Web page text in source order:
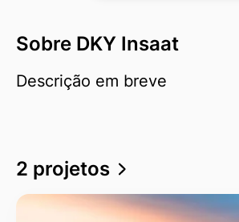
Sobre DKY Insaat
Descrição em breve
2 projetos